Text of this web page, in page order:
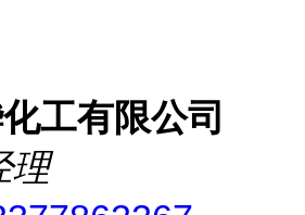
工有限公司
理